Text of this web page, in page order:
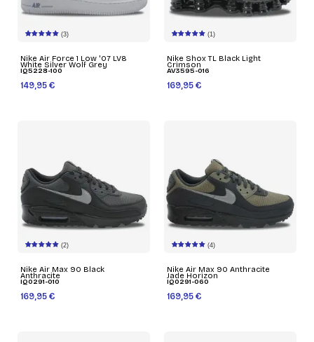
(3)
Nike Air Force 1 Low '07 LV8
White Silver Wolf Grey
IQ5228-100
149,95 €
(1)
Nike Shox TL Black Light
Crimson
AV3595-016
169,95 €
(2)
Nike Air Max 90 Black
Anthracite
IQ0291-010
169,95 €
(4)
Nike Air Max 90 Anthracite
Jade Horizon
IQ0291-060
169,95 €